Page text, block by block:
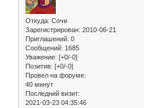
Откуда: Сочи
Зарегистрирован: 2010-06-21
Приглашений: 0
Сообщений: 1685
Уважение: [+0/-0]
Позитив: [+0/-0]
Провел на форуме:
40 минут
Последний визит:
2021-03-23 04:35:46